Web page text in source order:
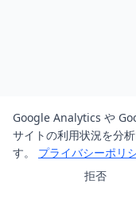
Google Analytics や
サイトの利用状況を分
す。
プライバシーポリ
拒否